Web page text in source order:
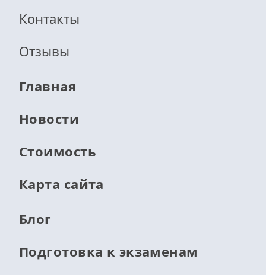
Контакты
Отзывы
Главная
Новости
Стоимость
Карта сайта
Блог
Подготовка к экзаменам